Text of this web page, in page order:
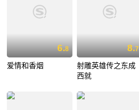
6.8
爱情和香烟
8.7
射雕英雄传之东成
西就